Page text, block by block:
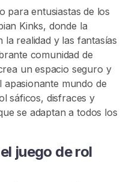
para entusiastas de los
Kinks, donde la
realidad y las fantasías
comunidad de
un espacio seguro y
mundo de
sáficos, disfraces y
se adaptan a todos los
juego de rol